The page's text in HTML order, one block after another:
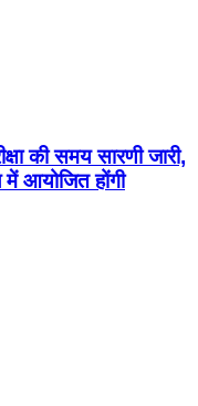
की समय सारणी जारी,
में आयोजित होंगी